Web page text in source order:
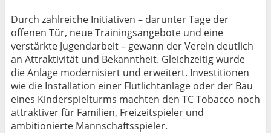
Durch zahlreiche Initiativen – darunter Tage der
offenen Tür, neue Trainingsangebote und eine
verstärkte Jugendarbeit – gewann der Verein deutlich
an Attraktivität und Bekanntheit. Gleichzeitig wurde
die Anlage modernisiert und erweitert. Investitionen
wie die Installation einer Flutlichtanlage oder der Bau
eines Kinderspielturms machten den TC Tobacco noch
attraktiver für Familien, Freizeitspieler und
ambitionierte Mannschaftsspieler.